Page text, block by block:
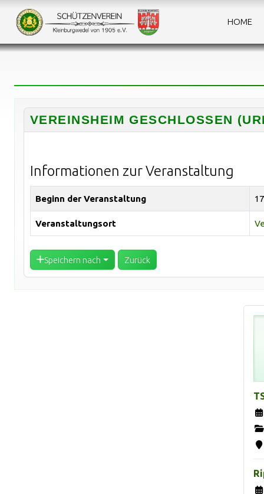
HOME
VEREINSHEIM GESCHLOSSEN
Informationen zur Veranstaltung
Beginn der Veranstaltung
Veranstaltungsort
Speichern nach Zurück